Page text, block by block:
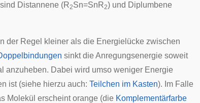
Distannene (R2Sn=SnR2) und Diplumbene
der Regel kleiner als die Energielücke zwischen
sinkt die Anregungsenergie soweit
anzuheben. Dabei wird umso weniger Energie
ist (siehe hierzu auch: Teilchen im Kasten). Im Falle
Molekül erscheint orange (die Komplementärfarbe